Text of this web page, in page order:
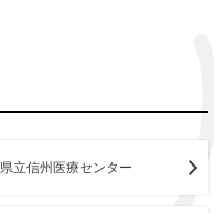
県立信州医療センター